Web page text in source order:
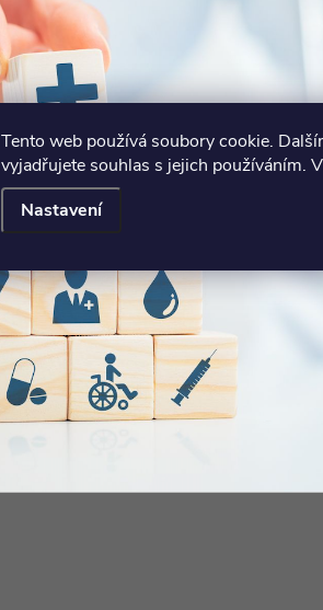
Tento web používá soubory cookie.
vyjadřujete souhlas s jejich používáním.
Nastavení